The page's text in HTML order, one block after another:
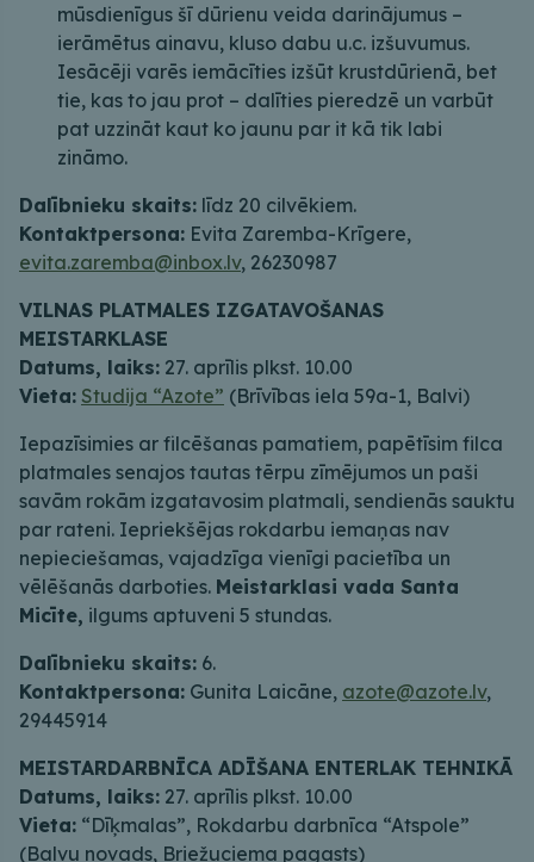
mūsdienīgus šī dūrienu veida darinājumus –
ierāmētus ainavu, kluso dabu u.c. izšuvumus.
Iesācēji varēs iemācīties izšūt krustdūrienā, bet
tie, kas to jau prot – dalīties pieredzē un varbūt
pat uzzināt kaut ko jaunu par it kā tik labi
zināmo.
Dalībnieku skaits: līdz 20 cilvēkiem.
Kontaktpersona: Evita Zaremba-Krīgere,
evita.zaremba@inbox.lv, 26230987
VILNAS PLATMALES IZGATAVOŠANAS
MEISTARKLASE
Datums, laiks: 27. aprīlis plkst. 10.00
Vieta: Studija “Azote” (Brīvības iela 59a-1, Balvi)
Iepazīsimies ar filcēšanas pamatiem, papētīsim filca
platmales senajos tautas tērpu zīmējumos un paši
savām rokām izgatavosim platmali, sendienās sauktu
par rateni. Iepriekšējas rokdarbu iemaņas nav
nepieciešamas, vajadzīga vienīgi pacietība un
vēlēšanās darboties. Meistarklasi vada Santa
Micīte, ilgums aptuveni 5 stundas.
Dalībnieku skaits: 6.
Kontaktpersona: Gunita Laicāne, azote@azote.lv,
29445914
MEISTARDARBNĪCA ADĪŠANA ENTERLAK TEHNIKĀ
Datums, laiks: 27. aprīlis plkst. 10.00
Vieta: “Dīķmalas”, Rokdarbu darbnīca “Atspole”
(Balvu novads, Briežuciema pagasts)